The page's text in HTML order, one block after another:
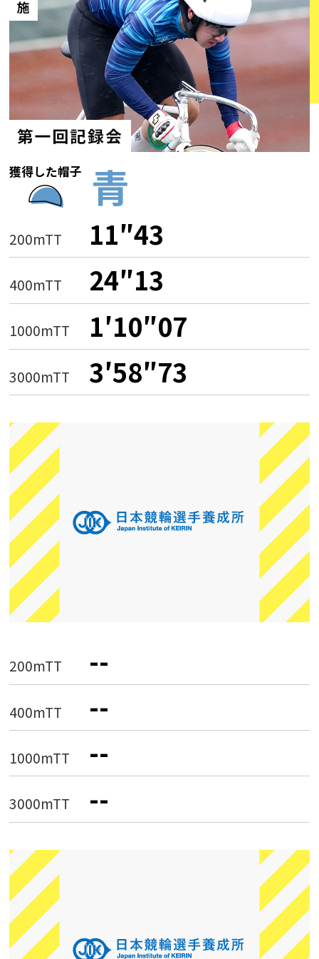
獲得した帽子 青
200mTT 11″43
400mTT 24″13
1000mTT 1′10″07
3000mTT 3′58″73
200mTT --
400mTT --
1000mTT --
3000mTT --